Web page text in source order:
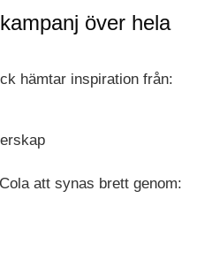
över hela
hämtar inspiration från:
att synas brett genom: